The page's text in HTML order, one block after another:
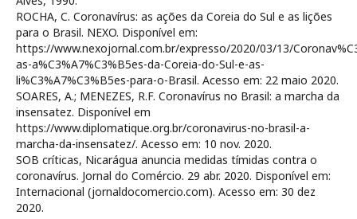
ROCHA, C. Coronavírus: as ações da Coreia do Sul e as lições
para o Brasil. NEXO. Disponível em:
https://www.nexojornal.com.br/expresso/2020/03/13/
as-a%C3%A7%C3%B5es-da-Coreia-do-Sul-e-as-
li%C3%A7%C3%B5es-para-o-Brasil. Acesso em: 22 maio 2020.
SOARES, A.; MENEZES, R.F. Coronavírus no Brasil: a marcha da
insensatez. Disponível em
https://www.diplomatique.org.br/coronavirus-no-brasil-a-
marcha-da-insensatez/. Acesso em: 10 nov. 2020.
SOB críticas, Nicarágua anuncia medidas tímidas contra o
coronavírus. Jornal do Comércio. 29 abr. 2020. Disponível em:
Internacional (jornaldocomercio.com). Acesso em: 30 dez
2020.